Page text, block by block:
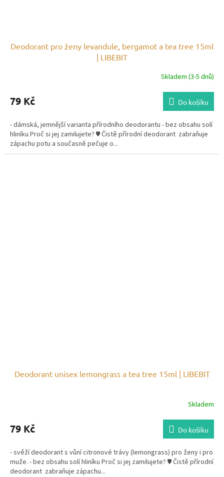
Deodorant pro ženy levandule, bergamot a tea tree 15ml
| LIBEBIT
Skladem (3-5 dnů)
79 Kč Do košíku
- dámská, jemnější varianta přírodního deodorantu - bez obsahu solí
hliníku Proč si jej zamilujete? ♥ Čistě přírodní deodorant zabraňuje
zápachu potu a současně pečuje o...
Deodorant unisex lemongrass a tea tree 15ml | LIBEBIT
Skladem
79 Kč Do košíku
- svěží deodorant s vůní citronové trávy (lemongrass) pro ženy i pro
muže. - bez obsahu solí hliníku Proč si jej zamilujete? ♥ Čistě přírodní
deodorant zabraňuje zápachu...